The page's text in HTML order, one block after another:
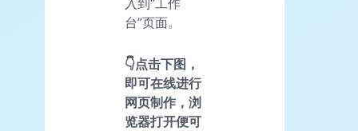
入到“工作
台”页面。
👇点击下图，
即可在线进行
网页制作，浏
览器打开便可